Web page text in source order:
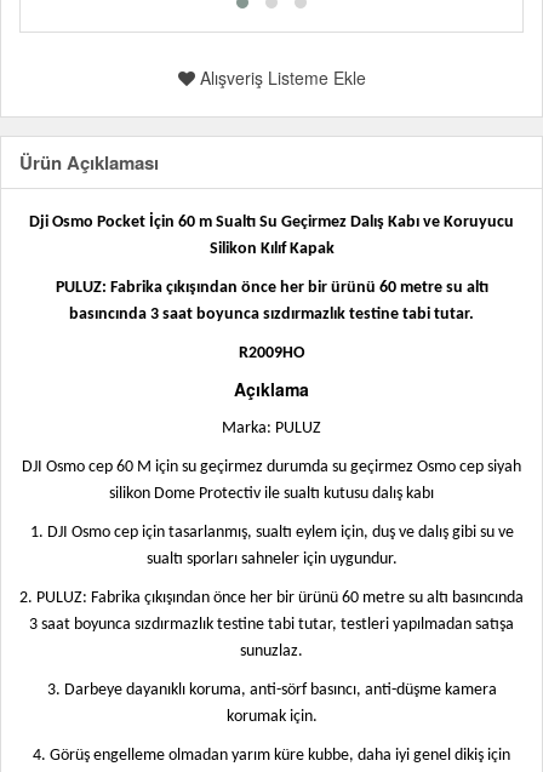
Alışveriş Listeme Ekle
Ürün Açıklaması
Dji Osmo Pocket İçin 60 m Sualtı Su Geçirmez Dalış Kabı ve Koruyucu
Silikon Kılıf Kapak
PULUZ: Fabrika çıkışından önce her bir ürünü 60 metre su altı
basıncında 3 saat boyunca sızdırmazlık testine tabi tutar.
R2009HO
Açıklama
Marka: PULUZ
DJI Osmo cep 60 M için su geçirmez durumda su geçirmez Osmo cep siyah
silikon Dome Protectiv ile sualtı kutusu dalış kabı
1. DJI Osmo cep için tasarlanmış, sualtı eylem için, duş ve dalış gibi su ve
sualtı sporları sahneler için uygundur.
2. PULUZ: Fabrika çıkışından önce her bir ürünü 60 metre su altı basıncında
3 saat boyunca sızdırmazlık testine tabi tutar, testleri yapılmadan satışa
sunuzlaz.
3. Darbeye dayanıklı koruma, anti-sörf basıncı, anti-düşme kamera
korumak için.
4. Görüş engelleme olmadan yarım küre kubbe, daha iyi genel dikiş için